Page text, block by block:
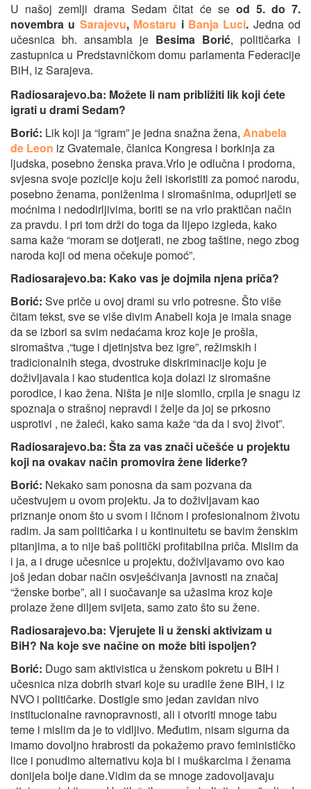
U našoj zemlji drama Sedam čitat će se od 5. do 7.
novembra u Sarajevu, Mostaru i Banja Luci. Jedna od
učesnica bh. ansambla je Besima Borić, političarka i
zastupnica u Predstavničkom domu parlamenta Federacije
BiH, iz Sarajeva.
Radiosarajevo.ba: Možete li nam približiti lik koji ćete
igrati u drami Sedam?
Borić: Lik koji ja “igram” je jedna snažna žena, Anabela
de Leon iz Gvatemale, članica Kongresa i borkinja za
ljudska, posebno ženska prava.Vrlo je odlučna i prodorna,
svjesna svoje pozicije koju želi iskoristiti za pomoć narodu,
posebno ženama, poniženima i siromašnima, oduprijeti se
moćnima i nedodirljivima, boriti se na vrlo praktičan način
za pravdu. I pri tom drži do toga da lijepo izgleda, kako
sama kaže “moram se dotjerati, ne zbog taštine, nego zbog
naroda koji od mena očekuje pomoć”.
Radiosarajevo.ba: Kako vas je dojmila njena priča?
Borić: Sve priče u ovoj drami su vrlo potresne. Što više
čitam tekst, sve se više divim Anabeli koja je imala snage
da se izbori sa svim nedaćama kroz koje je prošla,
siromaštva ,“tuge i djetinjstva bez igre”, režimskih i
tradicionalnih stega, dvostruke diskriminacije koju je
doživljavala i kao studentica koja dolazi iz siromašne
porodice, i kao žena. Ništa je nije slomilo, crpila je snagu iz
spoznaja o strašnoj nepravdi i želje da joj se prkosno
usprotivi , ne žaleći, kako sama kaže “da da i svoj život”.
Radiosarajevo.ba: Šta za vas znači učešće u projektu
koji na ovakav način promovira žene liderke?
Borić: Nekako sam ponosna da sam pozvana da
učestvujem u ovom projektu. Ja to doživljavam kao
priznanje onom što u svom i ličnom i profesionalnom životu
radim. Ja sam političarka i u kontinuitetu se bavim ženskim
pitanjima, a to nije baš politički profitabilna priča. Mislim da
i ja, a i druge učesnice u projektu, doživljavamo ovo kao
još jedan dobar način osvješćivanja javnosti na značaj
“ženske borbe”, ali i suočavanje sa užasima kroz koje
prolaze žene diljem svijeta, samo zato što su žene.
Radiosarajevo.ba: Vjerujete li u ženski aktivizam u
BiH? Na koje sve načine on može biti ispoljen?
Borić: Dugo sam aktivistica u ženskom pokretu u BIH i
učesnica niza dobrih stvari koje su uradile žene BIH, i iz
NVO i političarke. Dostigle smo jedan zavidan nivo
institucionalne ravnopravnosti, ali i otvoriti mnoge tabu
teme i mislim da je to vidljivo. Međutim, nisam sigurna da
imamo dovoljno hrabrosti da pokažemo pravo feminističko
lice i ponudimo alternativu koja bi i muškarcima i ženama
donijela bolje dane.Vidim da se mnoge zadovoljavaju